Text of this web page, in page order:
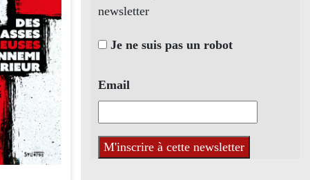
newsletter
Je ne suis pas un robot
Email